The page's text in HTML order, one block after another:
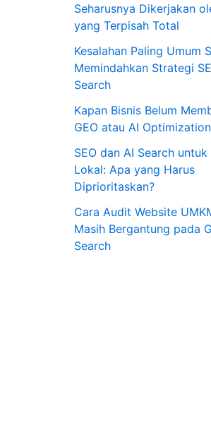
Seharusnya Dikerjakan
yang Terpisah Total
Kesalahan Paling Umum
Memindahkan Strategi
Search
Kapan Bisnis Belum
GEO atau AI
SEO dan AI Search untuk
Lokal: Apa yang Harus
Diprioritaskan?
Cara Audit Website
Masih Bergantung pada
Search